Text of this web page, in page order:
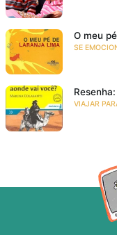
O meu
SE
VIAJAR